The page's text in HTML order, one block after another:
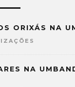
ORIXÁS NA
NA